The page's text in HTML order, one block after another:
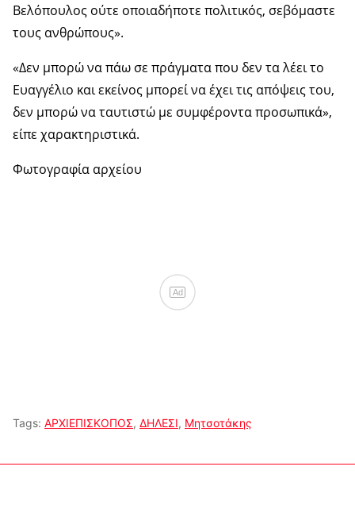
Βελόπουλος ούτε οποιαδήποτε πολιτικός, σεβόμαστε
τους ανθρώπους».
«Δεν μπορώ να πάω σε πράγματα που δεν τα λέει το
Ευαγγέλιο και εκείνος μπορεί να έχει τις απόψεις του,
δεν μπορώ να ταυτιστώ με συμφέροντα προσωπικά»,
είπε χαρακτηριστικά.
Φωτογραφία αρχείου
Ad
Tags: ΑΡΧΙΕΠΙΣΚΟΠΟΣ, ΔΗΛΕΣΙ, Μητσοτάκης